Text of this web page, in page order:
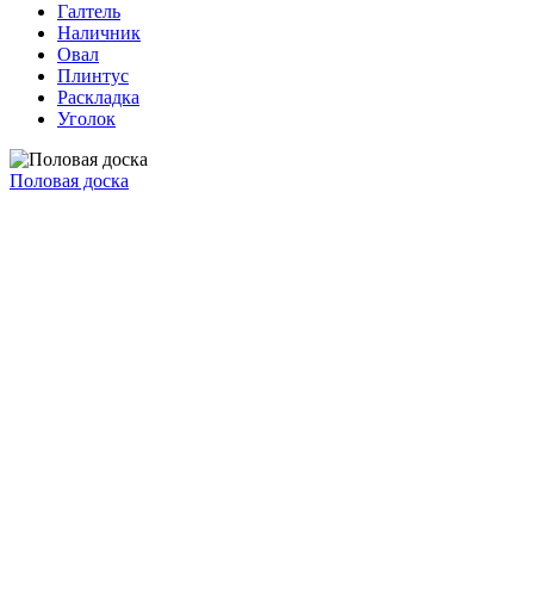
Галтель
Наличник
Овал
Плинтус
Раскладка
Уголок
Половая доска